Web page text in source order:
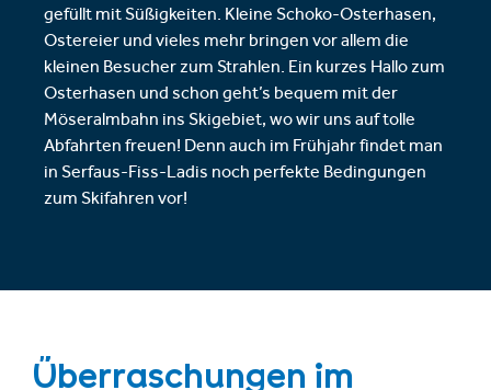
gefüllt mit Süßigkeiten. Kleine Schoko-Osterhasen,
Ostereier und vieles mehr bringen vor allem die
kleinen Besucher zum Strahlen. Ein kurzes Hallo zum
Osterhasen und schon geht’s bequem mit der
Möseralmbahn ins Skigebiet, wo wir uns auf tolle
Abfahrten freuen! Denn auch im Frühjahr findet man
in Serfaus-Fiss-Ladis noch perfekte Bedingungen
zum Skifahren vor!
Überraschungen im